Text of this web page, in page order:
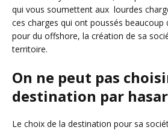
qui vous soumettent aux lourdes
ces charges qui ont poussés beaucoup
pour du offshore, la création de sa
territoire.
On ne peut pas
destination par
Le choix de la destination pour sa